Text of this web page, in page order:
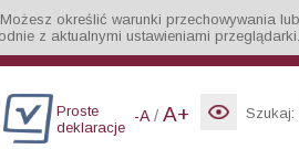
określić warunki przechowywania
z aktualnymi ustawieniami przeglądarki.
Proste
deklaracje
-A / A+ Szukaj: